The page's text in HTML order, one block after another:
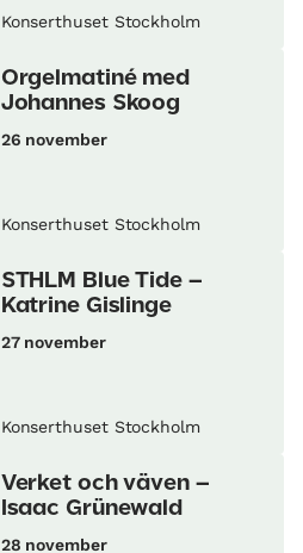
Konserthuset Stockholm
Orgelmatiné med
Johannes Skoog
26 november
Konserthuset Stockholm
STHLM Blue Tide –
Katrine Gislinge
27 november
Konserthuset Stockholm
Verket och väven –
Isaac Grünewald
28 november